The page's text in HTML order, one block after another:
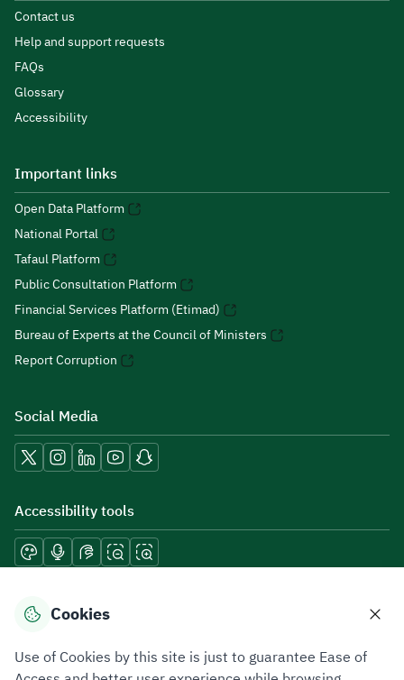
Contact us
Help and support requests
FAQs
Glossary
Accessibility
Important links
Open Data Platform
National Portal
Tafaul Platform
Public Consultation Platform
Financial Services Platform (Etimad)
Bureau of Experts at the Council of Ministers
Report Corruption
Social Media
Accessibility tools
Download mobile applications
Cookies
Use of Cookies by this site is just to guarantee Ease of